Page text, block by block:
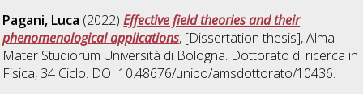
Pagani, Luca (2022)Effective field theories and their
phenomenological applications, [Dissertation thesis], Alma
Mater Studiorum Università di Bologna. Dottorato di ricerca in
Fisica, 34 Ciclo. DOI 10.48676/unibo/amsdottorato/10436.